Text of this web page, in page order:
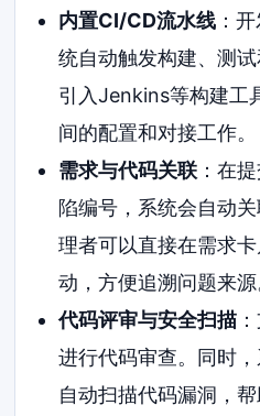
内置CI/CD流水线：开
统自动触发构建、测
引入Jenkins等构建工
间的配置和对接工作。
需求与代码关联：在
陷编号，系统会自动
理者可以直接在需求
动，方便追溯问题来源
代码评审与安全扫描
进行代码审查。同时
自动扫描代码漏洞，